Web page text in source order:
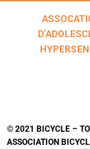
© 2021 BICYCLE –
ASSOCIATION